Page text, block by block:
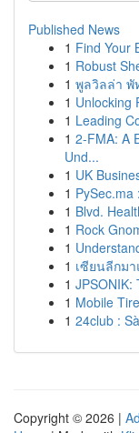
Published News
1 Find Your
1 Robust
1 พูลวิลล่า พั
1 Unlocking
1 Leading
1 2-FMA: A
Und...
1 UK
1
1 Blvd.
1 Rock
1
1 เซียนลีกม
1 JPSONIK:
1 Mobile
1 24club :
Copyright © 2026 |